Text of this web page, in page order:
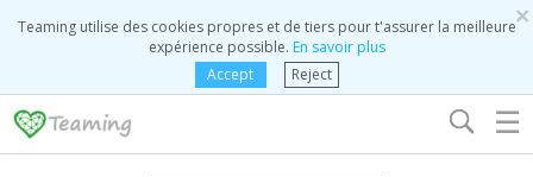
×
Teaming utilise des cookies propres et de tiers pour t'assurer la meilleure
expérience possible. En savoir plus
Accept
Reject
☰